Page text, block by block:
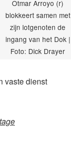
Otmar Arroyo (r)
blokkeert samen met
zijn lotgenoten de
ingang van het Dok |
Foto: Dick Drayer
vaste dienst